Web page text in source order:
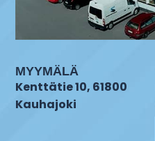
MYYMÄLÄ
Kenttätie 10, 61800
Kauhajoki